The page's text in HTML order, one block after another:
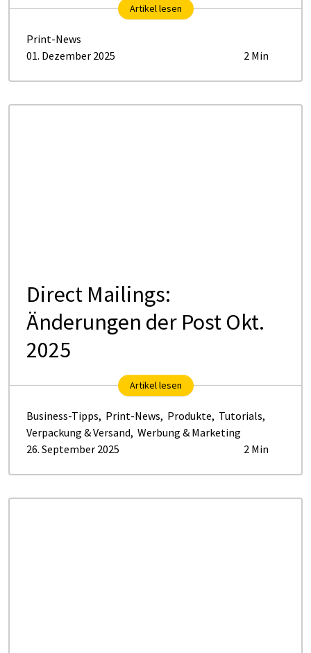
Artikel lesen
Print-News
01. Dezember 2025
2 Min
Direct Mailings:
Änderungen der Post Okt.
2025
Artikel lesen
Business-Tipps, Print-News, Produkte, Tutorials,
Verpackung & Versand, Werbung & Marketing
26. September 2025
2 Min